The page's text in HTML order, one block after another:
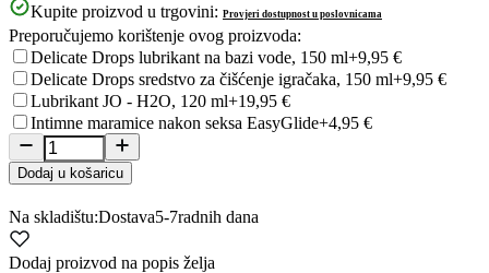
Kupite proizvod u trgovini: Provjeri dostupnost u poslovnicama
Preporučujemo korištenje ovog proizvoda:
Delicate Drops lubrikant na bazi vode, 150 ml+9,95 €
Delicate Drops sredstvo za čišćenje igračaka, 150 ml+9,95 €
Lubrikant JO - H2O, 120 ml+19,95 €
Intimne maramice nakon seksa EasyGlide+4,95 €
Dodaj u košaricu
Na skladištu:Dostava5-7radnih dana
Dodaj proizvod na popis želja